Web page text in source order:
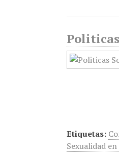
Etiquetas:
Sexualidad